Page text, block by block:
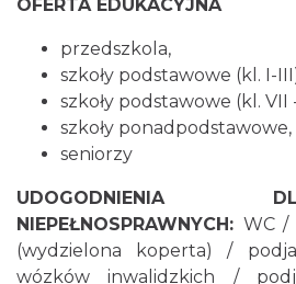
OFERTA EDUKACYJNA
przedszkola,
szkoły podstawowe (kl. I-
szkoły podstawowe (kl. VII
szkoły ponadpodstawowe,
seniorzy
UDOGODNIENIA
NIEPEŁNOSPRAWNYCH: WC /
(wydzielona koperta) /
wózków inwalidzkich /